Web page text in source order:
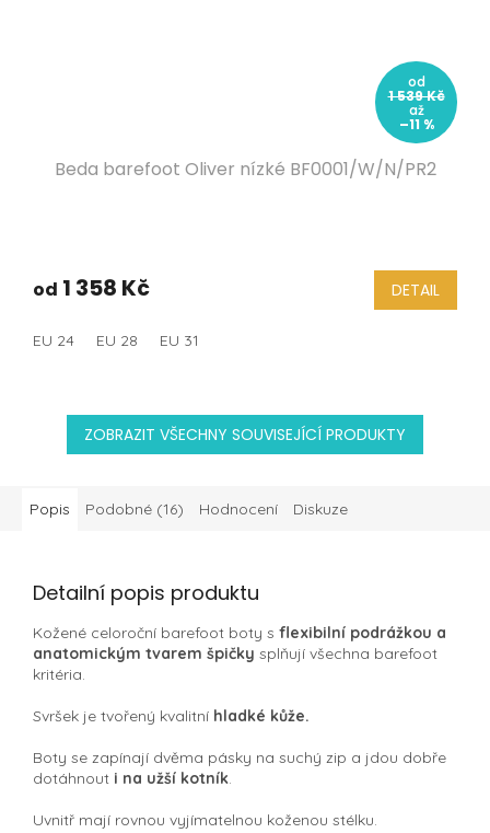
od
1 539 Kč
až
–11 %
Beda barefoot Oliver nízké BF0001/W/N/PR2
od 1 358 Kč DETAIL
EU 24 EU 28 EU 31
ZOBRAZIT VŠECHNY SOUVISEJÍCÍ PRODUKTY
Popis Podobné (16) Hodnocení Diskuze
Detailní popis produktu
Kožené celoroční barefoot boty s flexibilní podrážkou a
anatomickým tvarem špičky splňují všechna barefoot
kritéria.
Svršek je tvořený kvalitní hladké kůže.
Boty se zapínají dvěma pásky na suchý zip a jdou dobře
dotáhnout i na užší kotník.
Uvnitř mají rovnou vyjímatelnou koženou stélku.